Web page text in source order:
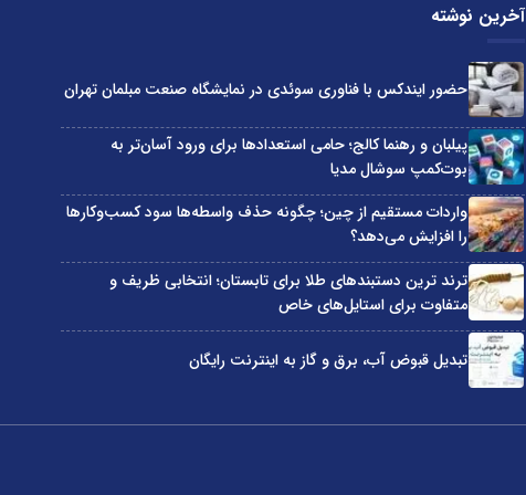
آخرین نوشته
حضور ایندکس با فناوری سوئدی در نمایشگاه صنعت مبلمان تهران
پیلبان و رهنما کالج؛ حامی استعدادها برای ورود آسان‌تر به
بوت‌کمپ سوشال مدیا
واردات مستقیم از چین؛ چگونه حذف واسطه‌ها سود کسب‌وکارها
را افزایش می‌دهد؟
ترند ترین دستبندهای طلا برای تابستان؛ انتخابی ظریف و
متفاوت برای استایل‌های خاص
تبدیل قبوض آب، برق و گاز به اینترنت رایگان